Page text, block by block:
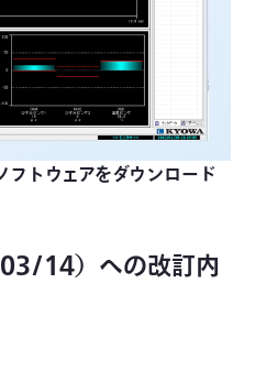
トウェアをダウンロード
14）への改訂内